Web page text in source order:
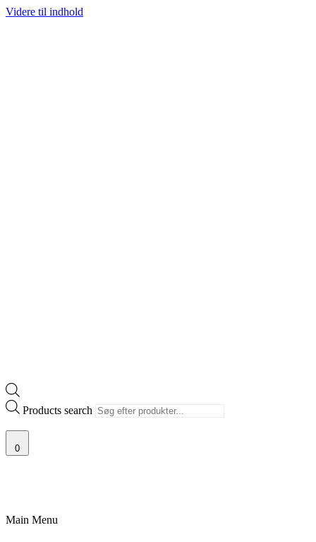
Videre til indhold
Products search
0
Main Menu